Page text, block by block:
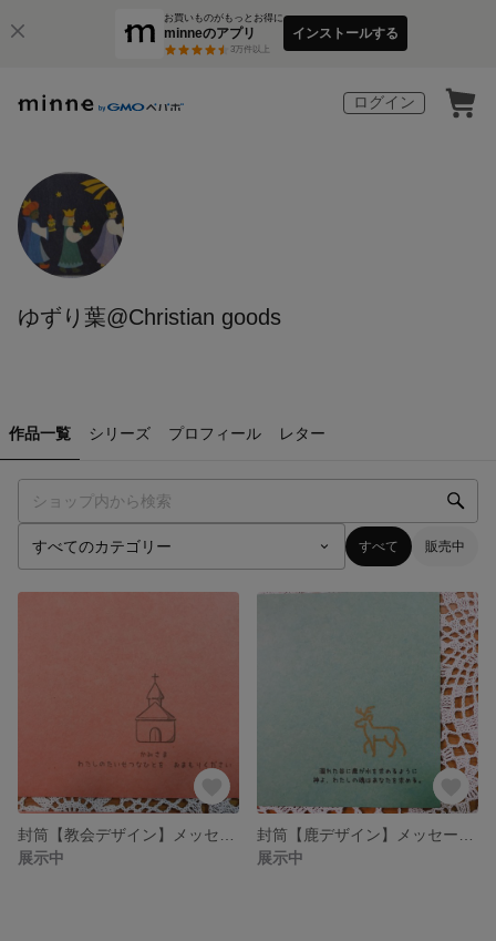
お買いものがもっとお得に
minneのアプリ
3万件以上
インストールする
ログイン
ゆずり葉@Christian goods
作品一覧 シリーズ プロフィール レター
すべて 販売中
展示中
展示中